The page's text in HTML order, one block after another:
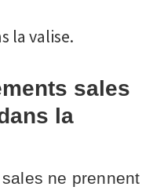
la valise.
sales
la
ne prennent